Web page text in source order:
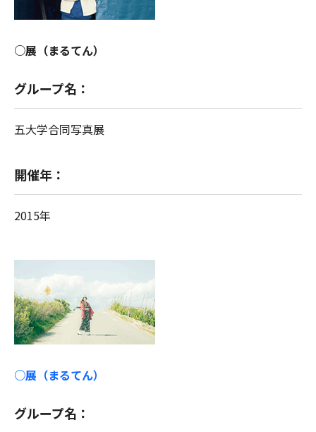
○展（まるてん）
グループ名：
五大学合同写真展
開催年：
2015年
○展（まるてん）
グループ名：